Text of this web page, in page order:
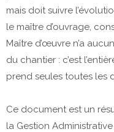
mais doit suivre
le maître d’ouvrage,
Maître d’œuvre n’a
du chantier : c’est
prend seules toutes les
Ce document est un
la Gestion